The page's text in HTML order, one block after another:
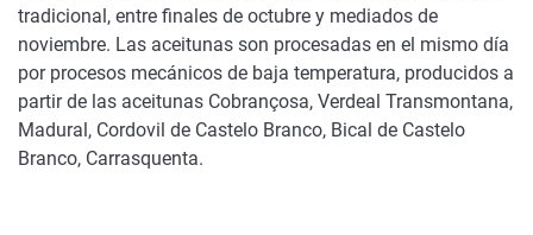
tradicional, entre finales de octubre y mediados de
noviembre. Las aceitunas son procesadas en el mismo día
por procesos mecánicos de baja temperatura, producidos a
partir de las aceitunas Cobrançosa, Verdeal Transmontana,
Madural, Cordovil de Castelo Branco, Bical de Castelo
Branco, Carrasquenta.